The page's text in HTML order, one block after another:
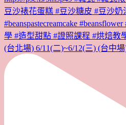
(台北場) 6/11(二)~6/12(三) (台中